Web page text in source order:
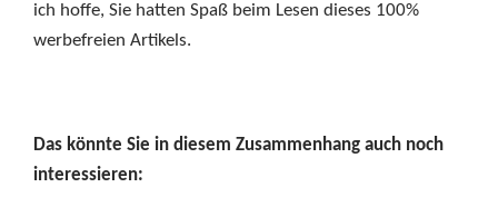
ich hoffe, Sie hatten Spaß beim Lesen dieses 100%
werbefreien Artikels.
Das könnte Sie in diesem Zusammenhang auch noch
interessieren: